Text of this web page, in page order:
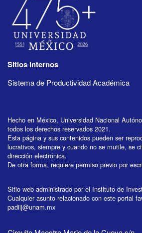
Sitios internos
Sistema de Productividad Académica
Hecho en México, Universidad Nacional
todos los derechos reservados 2021.
Esta página y sus contenidos pueden ser
lucrativos, siempre y cuando no se mutile, se
dirección electrónica.
De otra forma, requiere permiso previo por
Sitio web administrado por el Instituto de
Cualquier asunto relacionado con este portal
padiij@unam.mx